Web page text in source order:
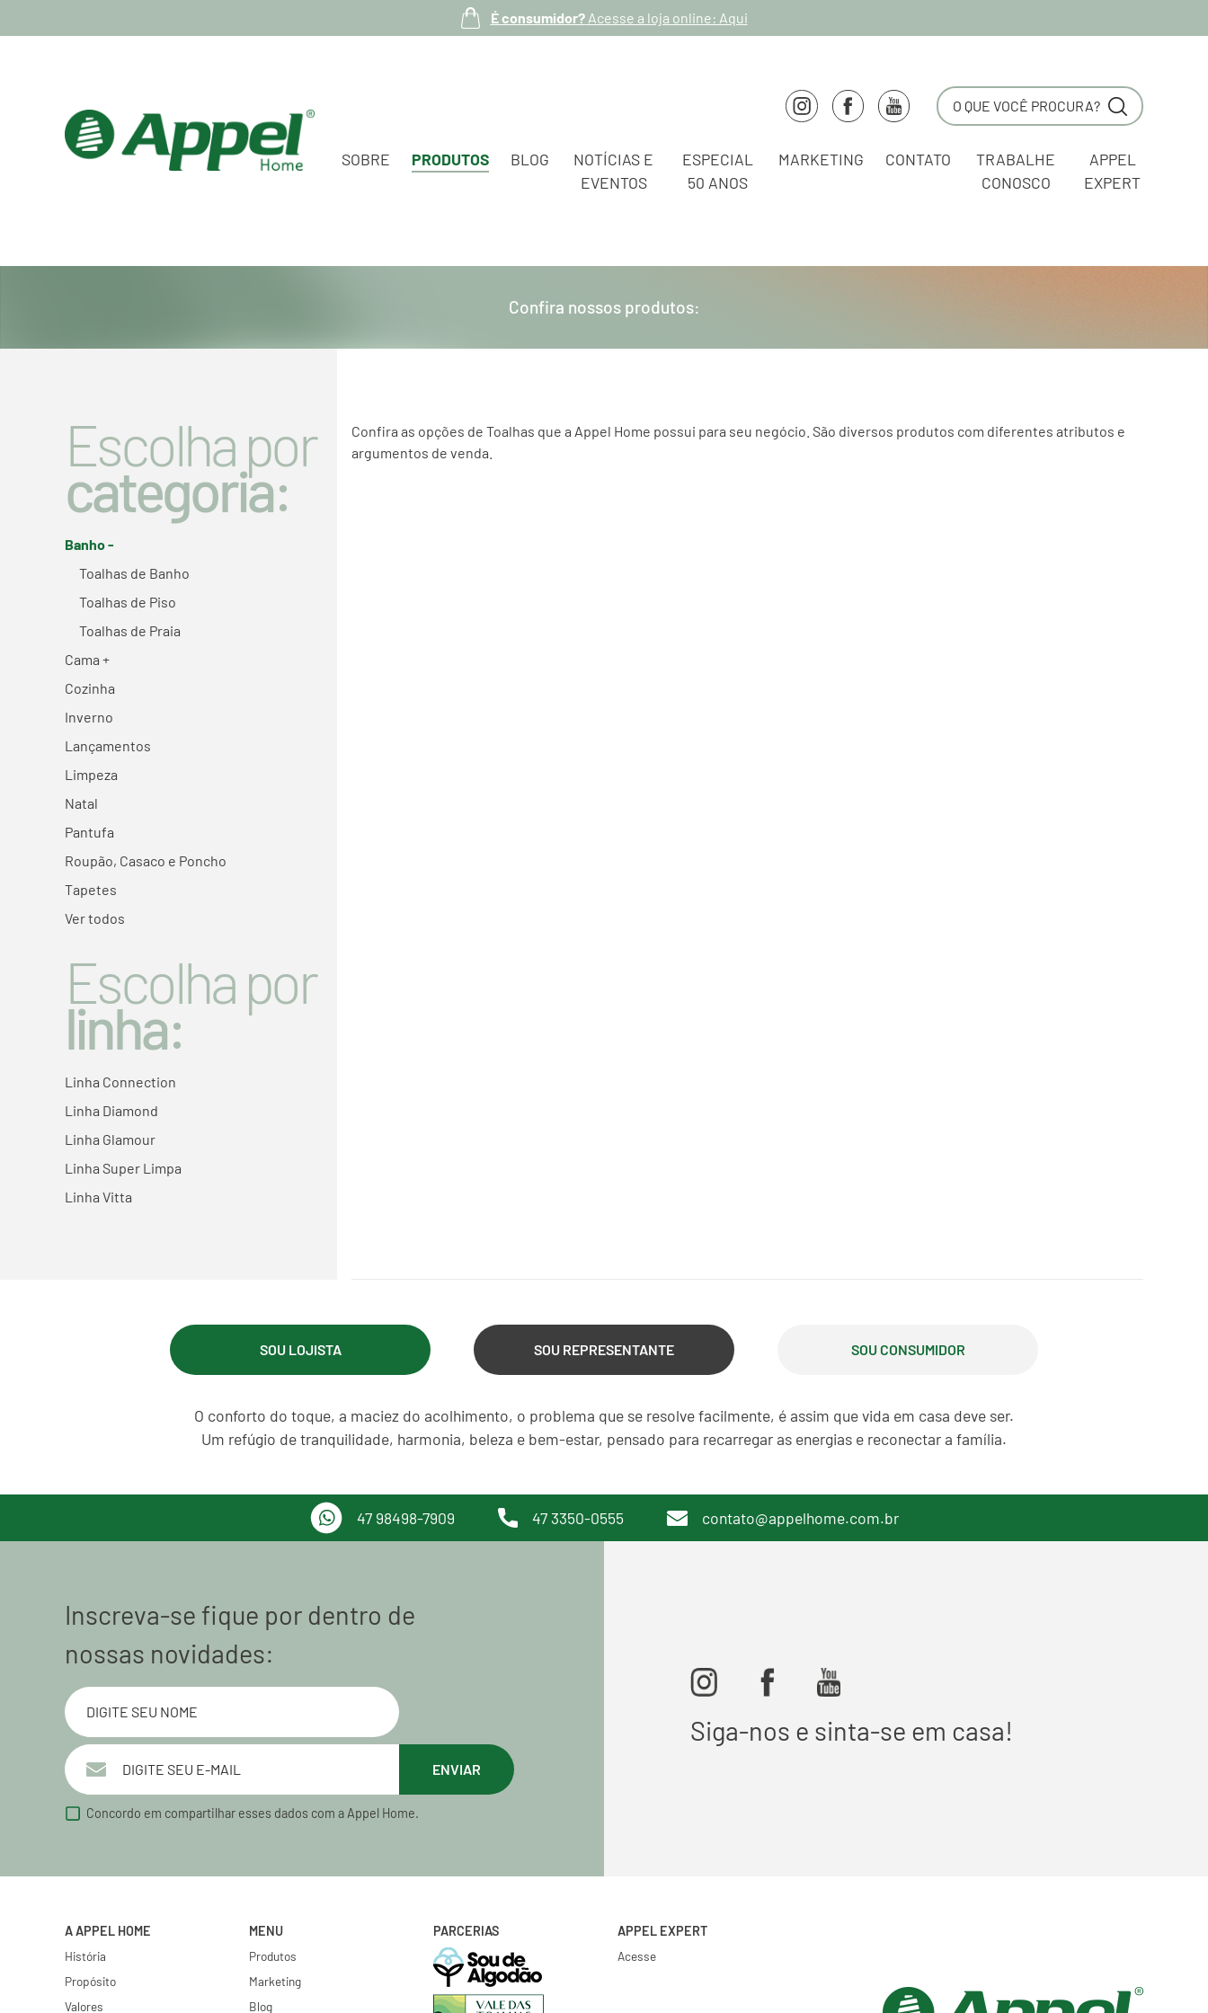
É consumidor?Acesse a loja online: Aqui
SOBRE PRODUTOS BLOG
NOTÍCIAS E
EVENTOS
ESPECIAL
50 ANOS
MARKETING CONTATO
TRABALHE
CONOSCO
APPEL
EXPERT
Confira nossos produtos:
Escolha por
categoria:
Banho -
Toalhas de Banho
Toalhas de Piso
Toalhas de Praia
Cama +
Cozinha
Inverno
Lançamentos
Limpeza
Natal
Pantufa
Roupão, Casaco e Poncho
Tapetes
Ver todos
Escolha por
linha:
Linha Connection
Linha Diamond
Linha Glamour
Linha Super Limpa
Linha Vitta
Confira as opções de Toalhas que a Appel Home possui para seu negócio. São diversos produtos com diferentes atributos e
argumentos de venda.
SOU LOJISTA SOU REPRESENTANTE SOU CONSUMIDOR
O conforto do toque, a maciez do acolhimento, o problema que se resolve facilmente, é assim que vida em casa deve ser.
Um refúgio de tranquilidade, harmonia, beleza e bem-estar, pensado para recarregar as energias e reconectar a família.
47 98498-7909 47 3350-0555 contato@appelhome.com.br
Inscreva-se fique por dentro de
nossas novidades:
ENVIAR
Concordo em compartilhar esses dados com a Appel Home.
Siga-nos e sinta-se em casa!
A APPEL HOME
História
Propósito
Valores
MENU
Produtos
Marketing
Blog
PARCERIAS
APPEL EXPERT
Acesse